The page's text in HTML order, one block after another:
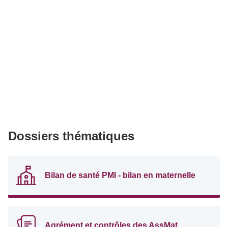
Dossiers thématiques
Bilan de santé PMI - bilan en maternelle
Agrément et contrôles des AssMat